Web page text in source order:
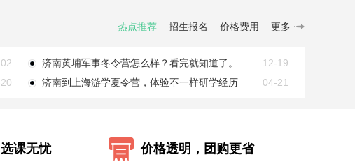
更多
热点推荐 招生报名 价格费用
济南黄埔军事冬令营怎么样？看完就知道了。
12-19
济南到上海游学夏令营，体验不一样研学经历 04-21
课无忧 价格透明，团购更省